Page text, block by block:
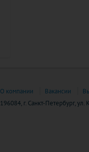
О компании Вакансии
196084, г. Санкт-Петербург,